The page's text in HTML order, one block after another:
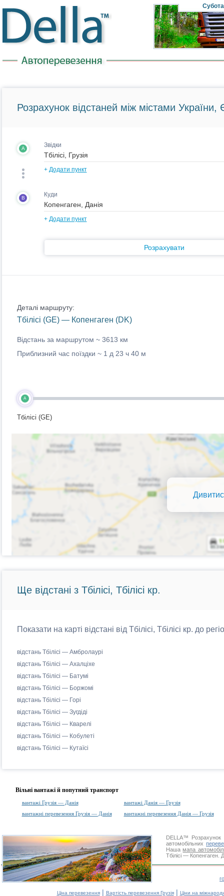
Субота
Розрахунок відстаней між містами України,
A Звідки
+ Додати пункт
B Куди
+ Додати пункт
Розрахувати
Деталі маршруту:
Тбілісі (GE) — Копенгаген (DK)
Відстань за маршрутом ~ 3613 км
Приблизний час поїздки ~ 1 д 23 ч 40 м
A
Тбілісі (GE)
Ще відстані з Тбілісі, Тбілісі кр.
Показати на карті відстані від Тбілісі, Тбілісі кр. до
відстань Тбілісі — Амбролаурі
відстань Тбілісі — Ахалціхе
відстань Тбілісі — Батумі
відстань Тбілісі — Боржомі
відстань Тбілісі — Горі
відстань Тбілісі — Зугдіді
відстань Тбілісі — Кварелі
відстань Тбілісі — Кобулеті
відстань Тбілісі — Кутаїсі
Вільні вантажі й попутний транспорт
вантажі Грузія — Данія
вантажі Данія — Грузія
вантажні перевезення Грузія — Данія
вантажні перевезення Данія — Грузія
DELLA™ Розрахунок
автомобільних
Нашамапа
Тбілісі — Копенгаген.
Ціна перевезення| Вартість перевезення Грузія| Ціни на